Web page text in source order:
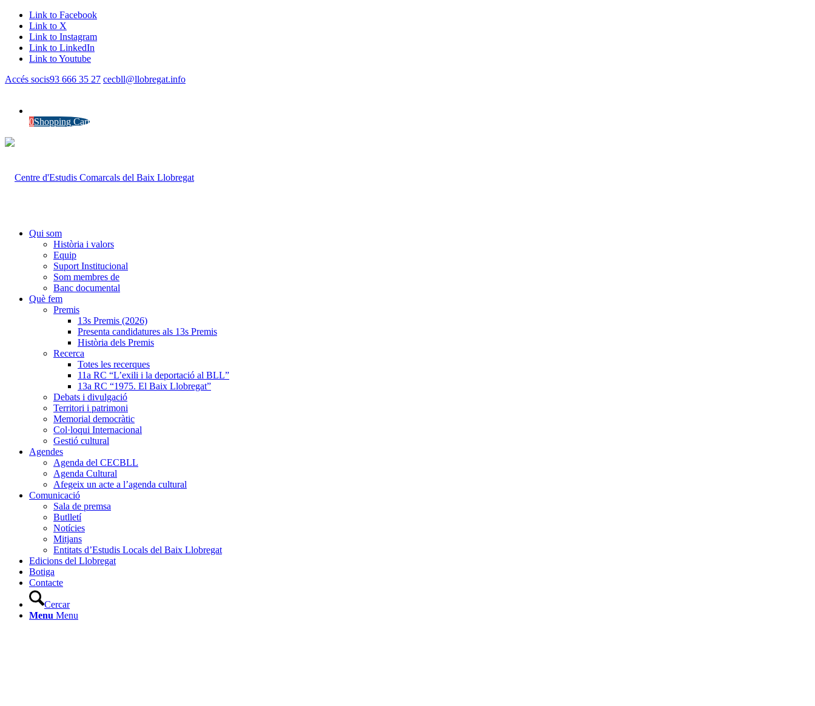
Link to Facebook
Link to X
Link to Instagram
Link to LinkedIn
Link to Youtube
Accés socis93 666 35 27 cecbll@llobregat.info
0Shopping Cart
Qui som
Història i valors
Equip
Suport Institucional
Som membres de
Banc documental
Què fem
Premis
13s Premis (2026)
Presenta candidatures als 13s Premis
Història dels Premis
Recerca
Totes les recerques
11a RC “L’exili i la deportació al BLL”
13a RC “1975. El Baix Llobregat”
Debats i divulgació
Territori i patrimoni
Memorial democràtic
Col·loqui Internacional
Gestió cultural
Agendes
Agenda del CECBLL
Agenda Cultural
Afegeix un acte a l’agenda cultural
Comunicació
Sala de premsa
Butlletí
Notícies
Mitjans
Entitats d’Estudis Locals del Baix Llobregat
Edicions del Llobregat
Botiga
Contacte
Cercar
Menu Menu